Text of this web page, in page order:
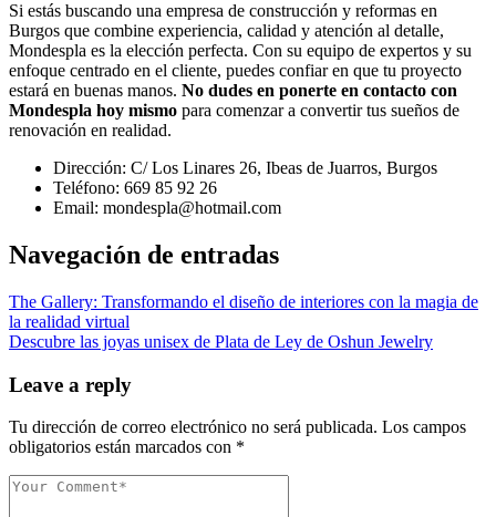
Si estás buscando una empresa de construcción y reformas en
Burgos que combine experiencia, calidad y atención al detalle,
Mondespla es la elección perfecta. Con su equipo de expertos y su
enfoque centrado en el cliente, puedes confiar en que tu proyecto
estará en buenas manos. No dudes en ponerte en contacto con
Mondespla hoy mismo para comenzar a convertir tus sueños de
renovación en realidad.
Dirección: C/ Los Linares 26, Ibeas de Juarros, Burgos
Teléfono: 669 85 92 26
Email: mondespla@hotmail.com
Navegación de entradas
The Gallery: Transformando el diseño de interiores con la magia de
la realidad virtual
Descubre las joyas unisex de Plata de Ley de Oshun Jewelry
Leave a reply
Tu dirección de correo electrónico no será publicada. Los campos
obligatorios están marcados con *